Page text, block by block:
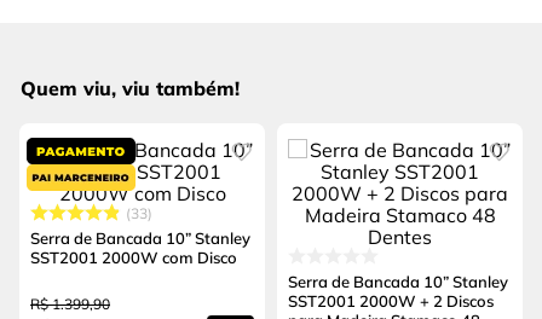
Quem viu, viu também!
33
Serra de Bancada 10” Stanley
SST2001 2000W com Disco
R$ 1.399,90
Serra de Bancada 10” Stanley
SST2001 2000W + 2 Discos